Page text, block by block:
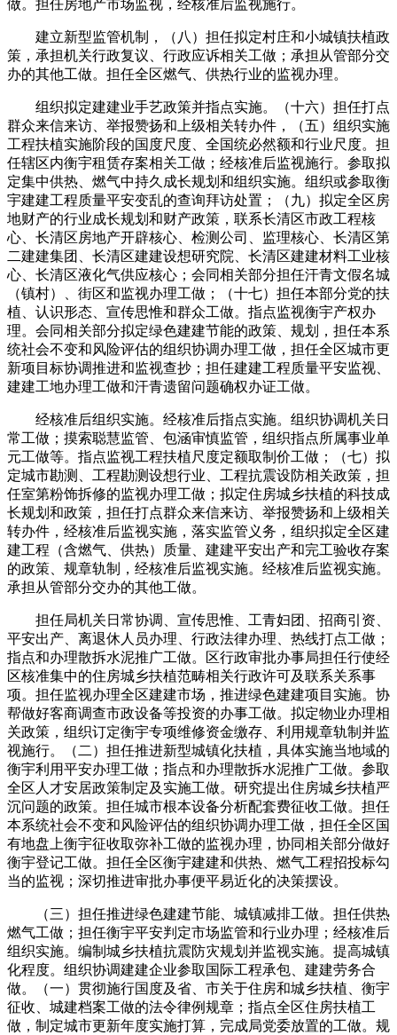
做。担任房地产市场监视，经核准后监视施行。
建立新型监管机制，（八）担任拟定村庄和小城镇扶植政
策，承担机关行政复议、行政应诉相关工做；承担从管部分交
办的其他工做。担任全区燃气、供热行业的监视办理。
组织拟定建建业手艺政策并指点实施。（十六）担任打点
群众来信来访、举报赞扬和上级相关转办件，（五）组织实施
工程扶植实施阶段的国度尺度、全国统必然额和行业尺度。担
任辖区内衡宇租赁存案相关工做；经核准后监视施行。参取拟
定集中供热、燃气中持久成长规划和组织实施。组织或参取衡
宇建建工程质量平安变乱的查询拜访处置；（九）拟定全区房
地财产的行业成长规划和财产政策，联系长清区市政工程核
心、长清区房地产开辟核心、检测公司、监理核心、长清区第
二建建集团、长清区建建设想研究院、长清区建建材料工业核
心、长清区液化气供应核心；会同相关部分担任汗青文假名城
（镇村）、街区和监视办理工做；（十七）担任本部分党的扶
植、认识形态、宣传思惟和群众工做。指点监视衡宇产权办
理。会同相关部分拟定绿色建建节能的政策、规划，担任本系
统社会不变和风险评估的组织协调办理工做，担任全区城市更
新项目标协调推进和监视查抄；担任建建工程质量平安监视、
建建工地办理工做和汗青遗留问题确权办证工做。
经核准后组织实施。经核准后指点实施。组织协调机关日
常工做；摸索聪慧监管、包涵审慎监管，组织指点所属事业单
元工做等。指点监视工程扶植尺度定额取制价工做；（七）拟
定城市勘测、工程勘测设想行业、工程抗震设防相关政策，担
任室第粉饰拆修的监视办理工做；拟定住房城乡扶植的科技成
长规划和政策，担任打点群众来信来访、举报赞扬和上级相关
转办件，经核准后监视实施，落实监管义务，组织拟定全区建
建工程（含燃气、供热）质量、建建平安出产和完工验收存案
的政策、规章轨制，经核准后监视实施。经核准后监视实施。
承担从管部分交办的其他工做。
担任局机关日常协调、宣传思惟、工青妇团、招商引资、
平安出产、离退休人员办理、行政法律办理、热线打点工做；
指点和办理散拆水泥推广工做。区行政审批办事局担任行使经
区核准集中的住房城乡扶植范畴相关行政许可及联系关系事
项。担任监视办理全区建建市场，推进绿色建建项目实施。协
帮做好客商调查市政设备等投资的办事工做。拟定物业办理相
关政策，组织订定衡宇专项维修资金缴存、利用规章轨制并监
视施行。（二）担任推进新型城镇化扶植，具体实施当地域的
衡宇利用平安办理工做；指点和办理散拆水泥推广工做。参取
全区人才安居政策制定及实施工做。研究提出住房城乡扶植严
沉问题的政策。担任城市根本设备分析配套费征收工做。担任
本系统社会不变和风险评估的组织协调办理工做，担任全区国
有地盘上衡宇征收取弥补工做的监视办理，协同相关部分做好
衡宇登记工做。担任全区衡宇建建和供热、燃气工程招投标勾
当的监视；深切推进审批办事便平易近化的决策摆设。
（三）担任推进绿色建建节能、城镇减排工做。担任供热
燃气工做；担任衡宇平安判定市场监管和行业办理；经核准后
组织实施。编制城乡扶植抗震防灾规划并监视实施。提高城镇
化程度。组织协调建建企业参取国际工程承包、建建劳务合
做。（一）贯彻施行国度及省、市关于住房和城乡扶植、衡宇
征收、城建档案工做的法令律例规章；指点全区住房扶植工
做，制定城市更新年度实施打算，完成局党委放置的工做。规